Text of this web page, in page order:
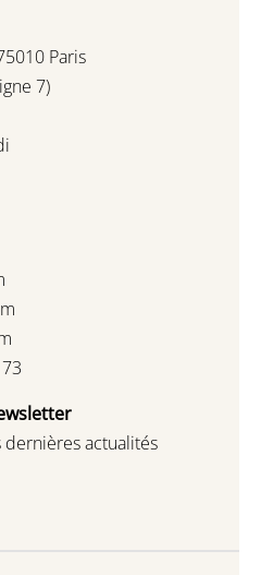
Paris
7)
actualités